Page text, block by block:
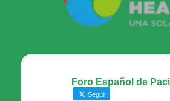
Foro Español de
Seguir